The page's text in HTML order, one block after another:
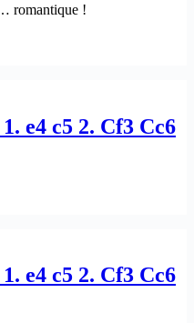
romantique !
e4 c5 2. Cf3 Cc6
e4 c5 2. Cf3 Cc6